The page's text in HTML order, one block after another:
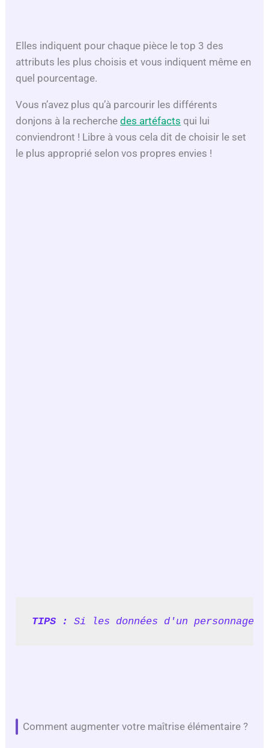
Elles indiquent pour chaque pièce le top 3 des
attributs les plus choisis et vous indiquent même en
quel pourcentage.
Vous n’avez plus qu’à parcourir les différents
donjons à la recherchedes artéfacts qui lui
conviendront ! Libre à vous cela dit de choisir le set
le plus approprié selon vos propres envies !
TIPS : Si les données d'un
Comment augmenter votre maîtrise élémentaire ?